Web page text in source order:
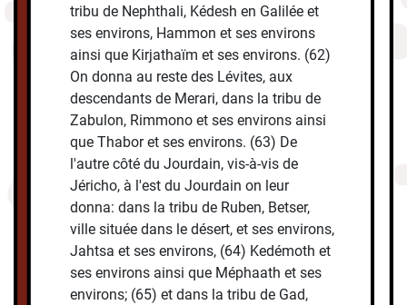
tribu de Nephthali, Kédesh en Galilée et
ses environs, Hammon et ses environs
ainsi que Kirjathaïm et ses environs. (62)
On donna au reste des Lévites, aux
descendants de Merari, dans la tribu de
Zabulon, Rimmono et ses environs ainsi
que Thabor et ses environs. (63) De
l'autre côté du Jourdain, vis-à-vis de
Jéricho, à l'est du Jourdain on leur
donna: dans la tribu de Ruben, Betser,
ville située dans le désert, et ses environs,
Jahtsa et ses environs, (64) Kedémoth et
ses environs ainsi que Méphaath et ses
environs; (65) et dans la tribu de Gad,